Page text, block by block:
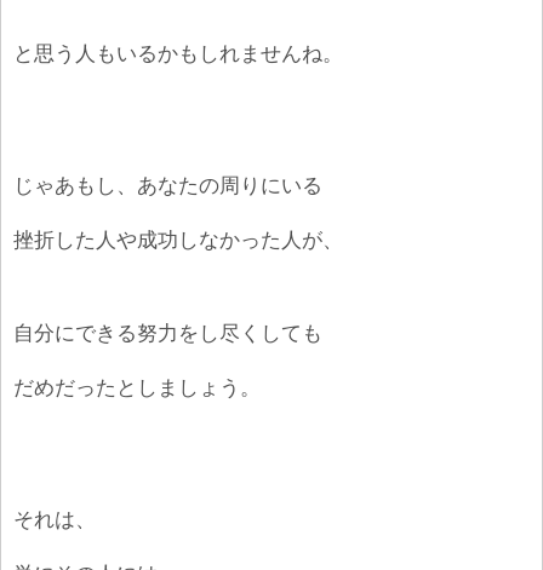
と思う人もいるかもしれませんね。
じゃあもし、あなたの周りにいる
挫折した人や成功しなかった人が、
自分にできる努力をし尽くしても
だめだったとしましょう。
それは、